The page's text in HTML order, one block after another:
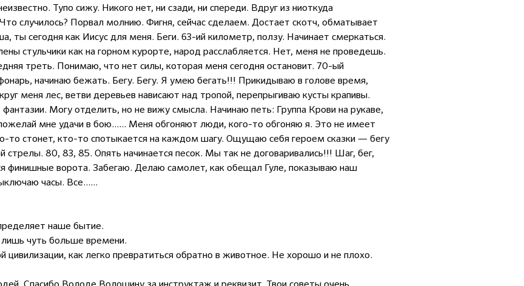
Тупо сижу. Никого нет, ни сзади, ни спереди. Вдруг из ниоткуда
случилось? Порвал молнию. Фигня, сейчас сделаем. Достает скотч, обматывает
ты сегодня как Иисус для меня. Беги. 63-ий километр, ползу. Начинает смеркаться.
стульчики как на горном курорте, народ расслабляется. Нет, меня не проведешь.
треть. Понимаю, что нет силы, которая меня сегодня остановит. 70-ый
начинаю бежать. Бегу. Бегу. Я умею бегать!!! Прикидываю в голове время,
меня лес, ветви деревьев нависают над тропой, перепрыгиваю кусты крапивы.
Могу отделить, но не вижу смысла. Начинаю петь: Группа Крови на рукаве,
мне удачи в бою...... Меня обгоняют люди, кого-то обгоняю я. Это не имеет
то стонет, кто-то спотыкается на каждом шагу. Ощущаю себя героем сказки — бегу
стрелы. 80, 83, 85. Опять начинается песок. Мы так не договаривались!!! Шаг, бег,
финишные ворота. Забегаю. Делаю самолет, как обещал Гуле, показываю наш
часы. Все......
наше бытие.
чуть больше времени.
цивилизации, как легко превратиться обратно в животное. Не хорошо и не плохо.